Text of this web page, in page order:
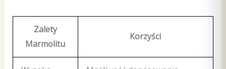
Zalety
Marmolitu
Korzyści